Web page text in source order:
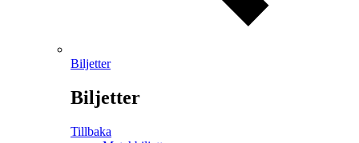
Biljetter
Biljetter
Tillbaka